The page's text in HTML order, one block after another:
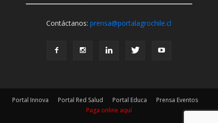
Contáctanos:prensa@portalagrochile.cl
Portal Innova Portal Red Salud Portal Educa
Prensa Eventos
Paga online aquí